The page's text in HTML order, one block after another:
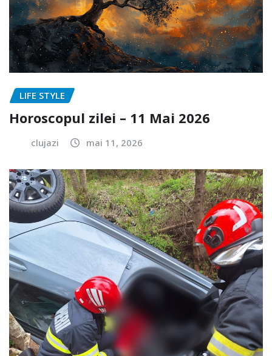
LIFE STYLE
Horoscopul zilei – 11 Mai 2026
clujazi mai 11, 2026